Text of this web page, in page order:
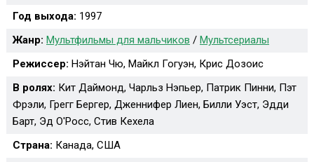
Год выхода: 1997
Жанр: Мультфильмы для мальчиков / Мультсериалы
Режиссер: Нэйтан Чю, Майкл Гогуэн, Крис Дозоис
В ролях: Кит Даймонд, Чарльз Нэпьер, Патрик Пинни, Пэт
Фрэли, Грегг Бергер, Дженнифер Лиен, Билли Уэст, Эдди
Барт, Эд О'Росс, Стив Кехела
Страна: Канада, США